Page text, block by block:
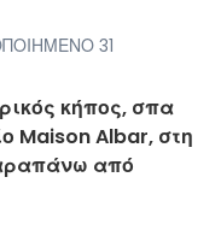
31
κήπος, σπα
Maison Albar, στη
από